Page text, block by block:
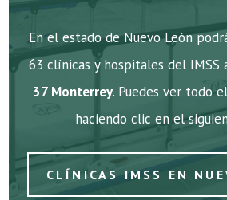
En el estado de Nuevo León
63 clínicas y hospitales del IMSS
37 Monterrey. Puedes ver todo
haciendo clic en el
CLÍNICAS IMSS EN